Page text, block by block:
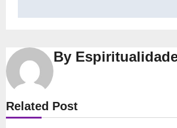
By
Related Post
Espiritualidade
Explorando a Espiritualidade: